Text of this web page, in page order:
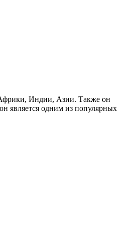
Африки, Индии, Азии. Также он
является одним из популярных